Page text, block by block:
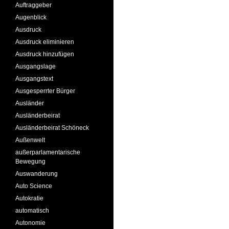
Auftraggeber
Augenblick
Ausdruck
Ausdruck eliminieren
Ausdruck hinzufügen
Ausgangslage
Ausgangstext
Ausgesperrter Bürger
Ausländer
Ausländerbeirat
Ausländerbeirat Schöneck
Außenwelt
außerparlamentarische
Bewegung
Auswanderung
Auto Science
Autokratie
automatisch
Autonomie